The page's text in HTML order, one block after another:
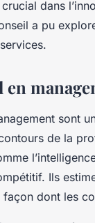
dans
a pu
en
sont
de la
Ils
dont les